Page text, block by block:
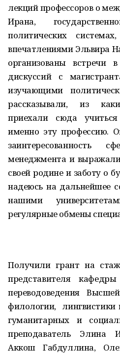
лекций профессоров о
Ирана,
политических
впечатлениями Эльвира
организованы встречи
дискуссий с
изучающими
рассказывали, из
приехали сюда
именно эту профессию.
заинтересованность
менеджмента и
своей родине и заботу о
надеюсь на дальнейшее
нашими
регулярные обмены
Получили грант на
представителя
переводоведения
филологии, лингвистики
гуманитарных и
преподаватель Элина
Аккош Габдуллина,